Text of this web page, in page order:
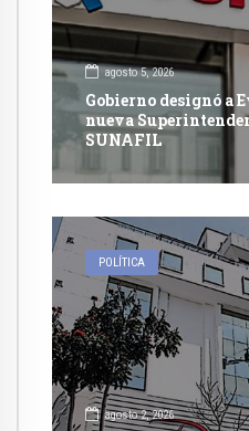
agosto 5, 2026
Gobierno designó a
nueva
SUNAFIL
POLÍTICA
agosto 2, 2026